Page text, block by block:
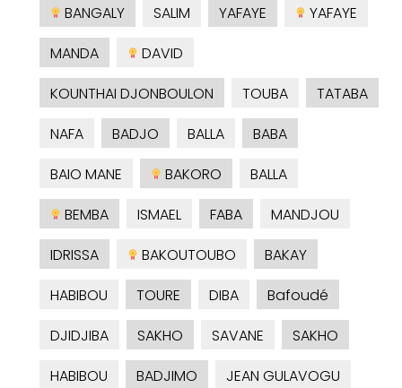
BANGALY
SALIM YAFAYE
YAFAYE
MANDA
DAVID
KOUNTHAI DJONBOULON
TOUBA
TATABA
NAFA
BADJO BALLA
BABA
BAIO MANE
BAKORO
BALLA
BEMBA
ISMAEL FABA
MANDJOU
IDRISSA
BAKOUTOUBO
BAKAY
HABIBOU
TOURE DIBA
Bafoudé
DJIDJIBA
SAKHO SAVANE
SAKHO
HABIBOU
BADJIMO
JEAN GULAVOGU